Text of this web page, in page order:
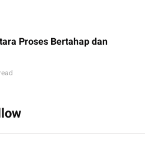
Proses Bertahap dan